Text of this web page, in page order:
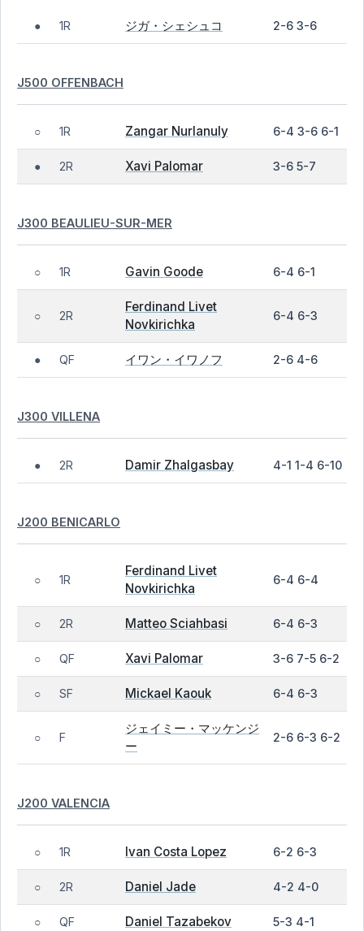
● 1R ジガ・シェシュコ 2-6 3-6
J500 OFFENBACH
○ 1R Zangar Nurlanuly 6-4 3-6 6-1
● 2R Xavi Palomar 3-6 5-7
J300 BEAULIEU-SUR-MER
○ 1R Gavin Goode 6-4 6-1
○ 2R
Ferdinand Livet
Novkirichka
6-4 6-3
● QF イワン・イワノフ 2-6 4-6
J300 VILLENA
● 2R Damir Zhalgasbay 4-1 1-4 6-10
J200 BENICARLO
○ 1R
Ferdinand Livet
Novkirichka
6-4 6-4
○ 2R Matteo Sciahbasi 6-4 6-3
○ QF Xavi Palomar 3-6 7-5 6-2
○ SF Mickael Kaouk 6-4 6-3
○ F
ジェイミー・マッケンジ
ー
2-6 6-3 6-2
J200 VALENCIA
○ 1R Ivan Costa Lopez 6-2 6-3
○ 2R Daniel Jade 4-2 4-0
○ QF Daniel Tazabekov 5-3 4-1